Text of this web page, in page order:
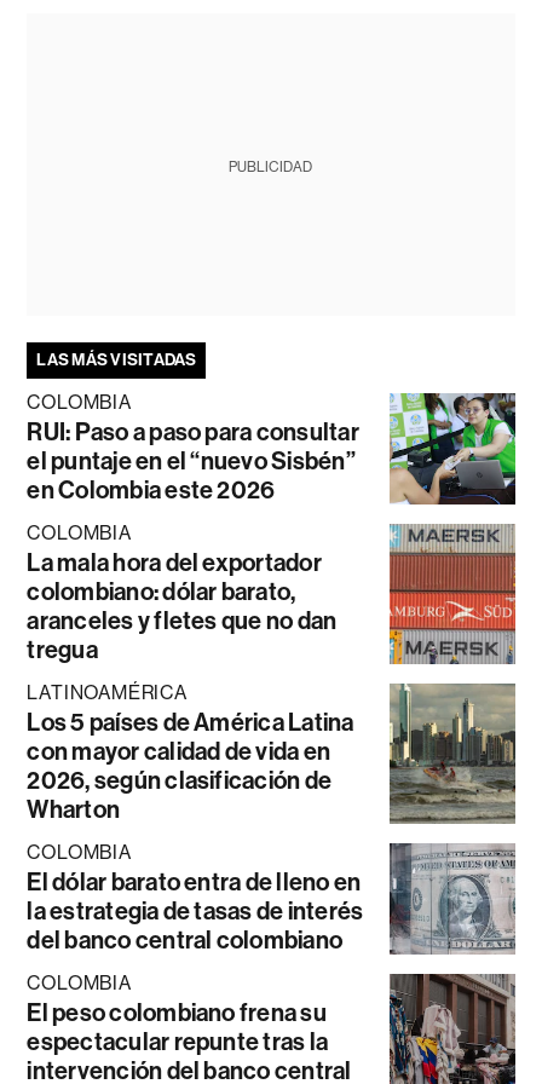
PUBLICIDAD
LAS MÁS VISITADAS
COLOMBIA
RUI: Paso a paso para consultar
el puntaje en el “nuevo Sisbén”
en Colombia este 2026
COLOMBIA
La mala hora del exportador
colombiano: dólar barato,
aranceles y fletes que no dan
tregua
LATINOAMÉRICA
Los 5 países de América Latina
con mayor calidad de vida en
2026, según clasificación de
Wharton
COLOMBIA
El dólar barato entra de lleno en
la estrategia de tasas de interés
del banco central colombiano
COLOMBIA
El peso colombiano frena su
espectacular repunte tras la
intervención del banco central